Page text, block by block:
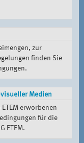
zur
finden Sie
.
Medien
erworbenen
für die
ETEM.